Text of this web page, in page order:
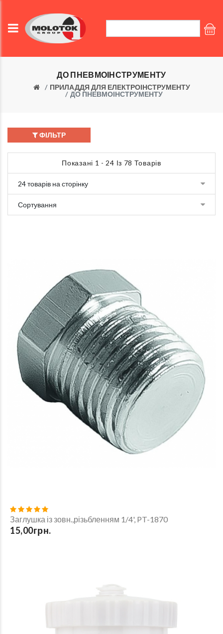
ДО ПНЕВМОІНСТРУМЕНТУ
ПРИЛАДДЯ ДЛЯ ЕЛЕКТРОІНСТРУМЕНТУ
ДО ПНЕВМОІНСТРУМЕНТУ
ФІЛЬТР
Показані 1 - 24 Із 78 Товарів
Заглушка із зовн.,різьбленням 1/4', PT-1870
15,00грн.